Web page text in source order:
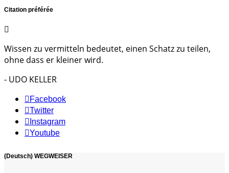
Citation préférée
Wissen zu vermitteln bedeutet, einen Schatz zu teilen,
ohne dass er kleiner wird.
- UDO KELLER
Facebook
Twitter
Instagram
Youtube
(Deutsch) WEGWEISER